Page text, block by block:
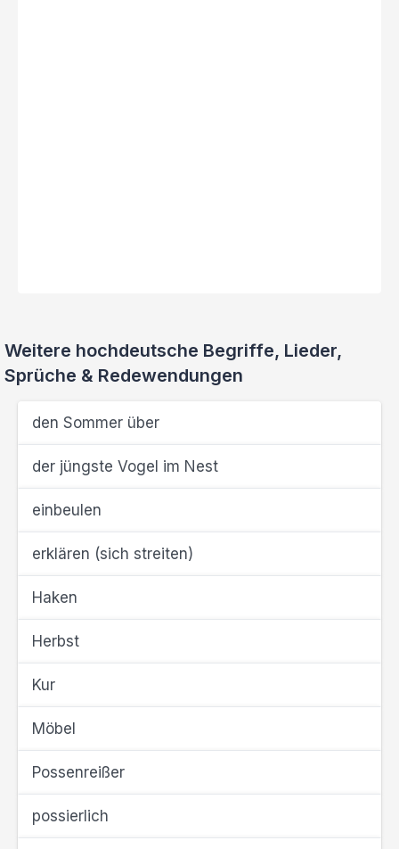
Weitere hochdeutsche Begriffe, Lieder,
Sprüche & Redewendungen
den Sommer über
der jüngste Vogel im Nest
einbeulen
erklären (sich streiten)
Haken
Herbst
Kur
Möbel
Possenreißer
possierlich